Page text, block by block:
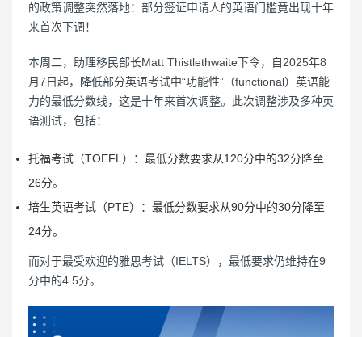
的政策调整突然落地：部分签证申请人的英语门槛竟出现十年
来首次下调！
本周二，助理移民部长Matt Thistlethwaite下令，自2025年8
月7日起，降低部分英语考试中“功能性”（functional）英语能
力的最低分数线，这是十年来首次调整。此次调整涉及多种英
语测试，包括：
托福考试（TOEFL）：最低分数要求从120分中的32分降至
26分。
培生英语考试（PTE）：最低分数要求从90分中的30分降至
24分。
而对于最受欢迎的雅思考试（IELTS），最低要求仍维持在9
分中的4.5分。